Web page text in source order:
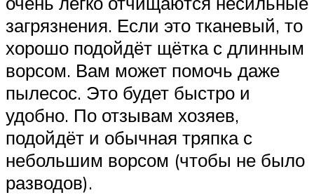
загрязнения. Если это тканевый, то
хорошо подойдёт щётка с длинным
ворсом. Вам может помочь даже
пылесос. Это будет быстро и
удобно. По отзывам хозяев,
подойдёт и обычная тряпка с
небольшим ворсом (чтобы не было
разводов).